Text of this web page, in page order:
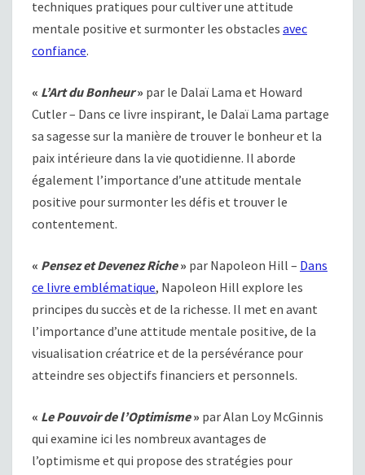
techniques pratiques pour cultiver une attitude
mentale positive et surmonter les obstacles avec
confiance.
« L’Art du Bonheur» par le Dalaï Lama et Howard
Cutler – Dans ce livre inspirant, le Dalaï Lama partage
sa sagesse sur la manière de trouver le bonheur et la
paix intérieure dans la vie quotidienne. Il aborde
également l’importance d’une attitude mentale
positive pour surmonter les défis et trouver le
contentement.
« Pensez et Devenez Riche» par Napoleon Hill – Dans
ce livre emblématique, Napoleon Hill explore les
principes du succès et de la richesse. Il met en avant
l’importance d’une attitude mentale positive, de la
visualisation créatrice et de la persévérance pour
atteindre ses objectifs financiers et personnels.
« Le Pouvoir de l’Optimisme» par Alan Loy McGinnis
qui examine ici les nombreux avantages de
l’optimisme et qui propose des stratégies pour